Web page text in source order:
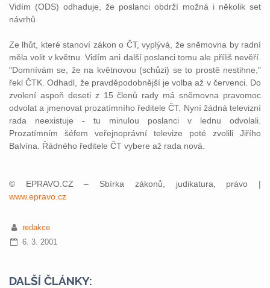
Vidím (ODS) odhaduje, že poslanci obdrží možná i několik set
návrhů
Ze lhůt, které stanoví zákon o ČT, vyplývá, že sněmovna by radní
měla volit v květnu. Vidím ani další poslanci tomu ale příliš nevěří.
"Domnívám se, že na květnovou (schůzi) se to prostě nestihne,"
řekl ČTK. Odhadl, že pravděpodobnější je volba až v červenci. Do
zvolení aspoň deseti z 15 členů rady má sněmovna pravomoc
odvolat a jmenovat prozatímního ředitele ČT. Nyní žádná televizní
rada neexistuje - tu minulou poslanci v lednu odvolali.
Prozatímním šéfem veřejnoprávní televize poté zvolili Jiřího
Balvína. Řádného ředitele ČT vybere až rada nová.
© EPRAVO.CZ – Sbírka zákonů, judikatura, právo |
www.epravo.cz
redakce
6. 3. 2001
DALŠÍ ČLÁNKY: